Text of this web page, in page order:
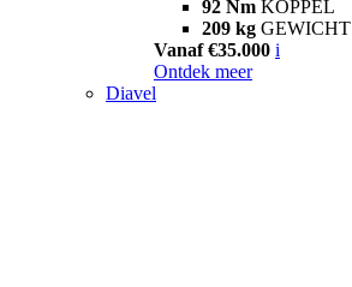
92 Nm KOPPEL
209 kg GEWICHT
Vanaf €35.000 i
Ontdek meer
Diavel